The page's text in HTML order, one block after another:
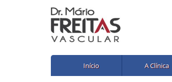
Início A Clínica